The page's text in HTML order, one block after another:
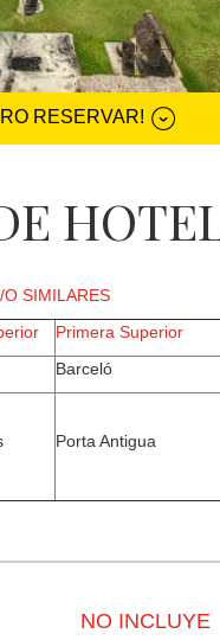
RESERVAR!
O SIMILARES
Primera Superior
Barceló
Porta Antigua
NO INCLUYE